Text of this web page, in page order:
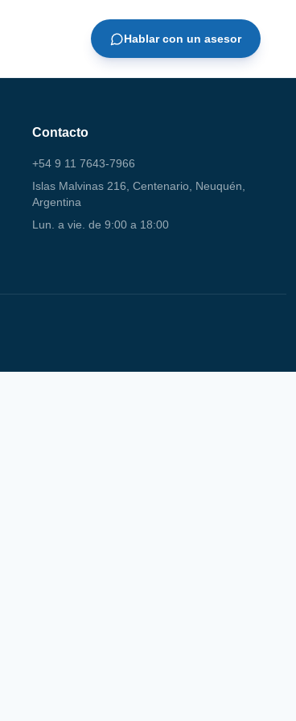
Hablar con un asesor
Contacto
+54 9 11 7643-7966
Islas Malvinas 216, Centenario, Neuquén,
Argentina
Lun. a vie. de 9:00 a 18:00